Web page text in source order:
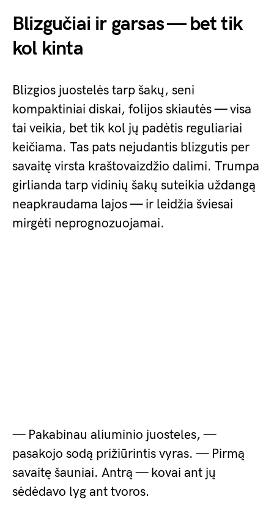
Blizgučiai ir garsas — bet tik
kol kinta
Blizgios juostelės tarp šakų, seni
kompaktiniai diskai, folijos skiautės — visa
tai veikia, bet tik kol jų padėtis reguliariai
keičiama. Tas pats nejudantis blizgutis per
savaitę virsta kraštovaizdžio dalimi. Trumpa
girlianda tarp vidinių šakų suteikia uždangą
neapkraudama lajos — ir leidžia šviesai
mirgėti neprognozuojamai.
— Pakabinau aliuminio juosteles, —
pasakojo sodą prižiūrintis vyras. — Pirmą
savaitę šauniai. Antrą — kovai ant jų
sėdėdavo lyg ant tvoros.